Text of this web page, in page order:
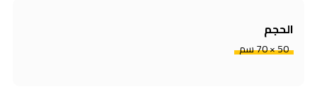
الحجم
50 × 70 سم